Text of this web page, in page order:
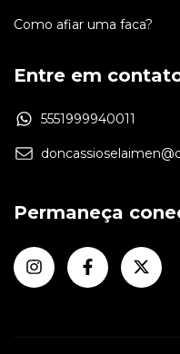
Como afiar uma faca?
Entre em
5551999940011
Permaneça